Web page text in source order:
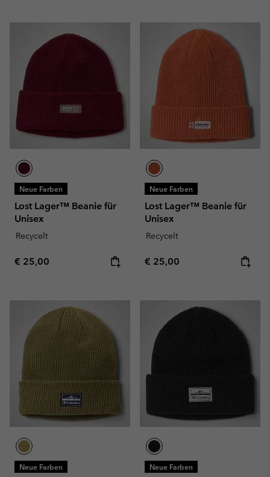
Neue Farben
Lost Lager™ Beanie für
Unisex
Recycelt
Regular price:
€ 25,00
Neue Farben
Lost Lager™ Beanie für
Unisex
Recycelt
Regular price:
€ 25,00
Neue Farben Neue Farben